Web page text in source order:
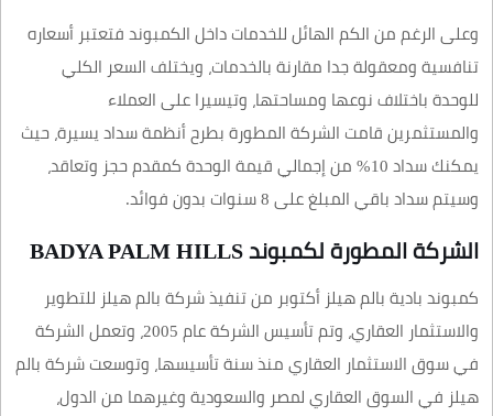
وعلى الرغم من الكم الهائل للخدمات داخل الكمبوند فتعتبر أسعاره
تنافسية ومعقولة جدا مقارنة بالخدمات، ويختلف السعر الكلي
للوحدة باختلاف نوعها ومساحتها، وتيسيرا على العملاء
والمستثمرين قامت الشركة المطورة بطرح أنظمة سداد يسيرة، حيث
يمكنك سداد 10% من إجمالي قيمة الوحدة كمقدم حجز وتعاقد،
وسيتم سداد باقي المبلغ على 8 سنوات بدون فوائد.
الشركة المطورة لكمبوند BADYA PALM HILLS
كمبوند بادية بالم هيلز أكتوبر من تنفيذ شركة بالم هيلز للتطوير
والاستثمار العقاري، وتم تأسيس الشركة عام 2005، وتعمل الشركة
في سوق الاستثمار العقاري منذ سنة تأسيسها، وتوسعت شركة بالم
هيلز في السوق العقاري لمصر والسعودية وغيرهما من الدول،